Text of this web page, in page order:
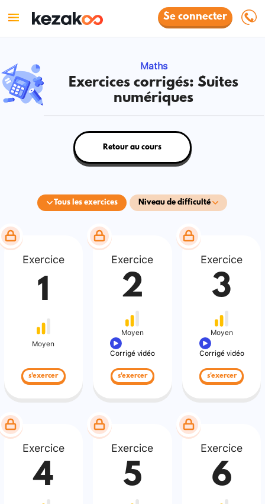
Se connecter
Maths
Exercices corrigés: Suites
numériques
Tous les exercices Niveau de difficulté
Retour au cours
Exercice
1
Moyen
s'exercer
Exercice
2
Moyen
Corrigé vidéo
s'exercer
Exercice
3
Moyen
Corrigé vidéo
s'exercer
Exercice
4
Exercice
5
Exercice
6